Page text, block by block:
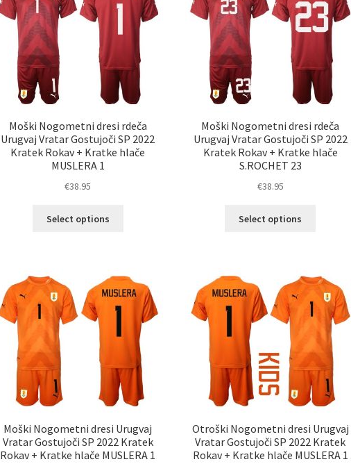
Moški Nogometni dresi rdeča
Urugvaj Vratar Gostujoči SP 2022
Kratek Rokav + Kratke hlače
MUSLERA 1
€38.95
Select options
različic.
Možnosti
lahko
izberete
strani
izdelka
Moški Nogometni dresi rdeča
Urugvaj Vratar Gostujoči SP 2022
Kratek Rokav + Kratke hlače
S.ROCHET 23
€38.95
Select options
različic.
Možnosti
lahko
izberete
na
strani
izdelka
Moški Nogometni dresi Urugvaj
Vratar Gostujoči SP 2022 Kratek
Rokav + Kratke hlače MUSLERA 1
Otroški Nogometni dresi Urugvaj
Vratar Gostujoči SP 2022 Kratek
Rokav + Kratke hlače MUSLERA 1